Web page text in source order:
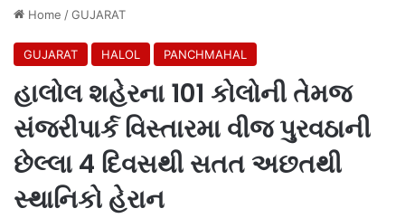
Home /GUJARAT
GUJARAT HALOL PANCHMAHAL
હાલોલ શહેરના 101 કોલોની તેમજ
સંજરીપાર્ક વિસ્તારમા વીજ પુરવઠાની
છેલ્લા 4 દિવસથી સતત અછતથી
સ્થાનિકો હેરાન